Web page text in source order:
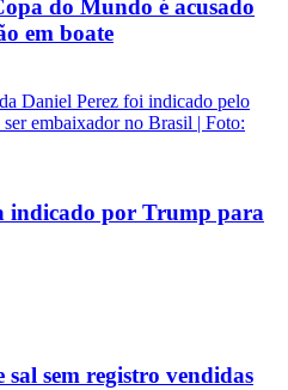
do Mundo é acusado
em boate
indicado por Trump para
sem registro vendidas